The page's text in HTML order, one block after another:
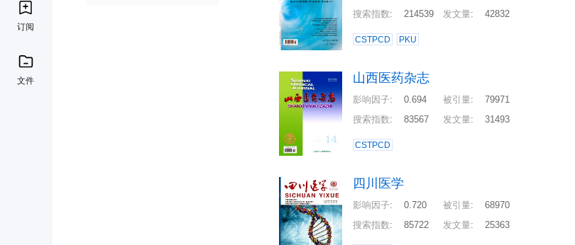
订阅
文件
搜索指数: 214539 发文量: 42832
CSTPCD PKU
山西医药杂志
影响因子: 0.694 被引量:
79971
搜索指数: 83567 发文量: 31493
CSTPCD
四川医学
影响因子: 0.720 被引量:
68970
搜索指数: 85722 发文量: 25363